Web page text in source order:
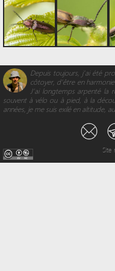
Depuis toujours, j’ai été
côtoyer, d’être en
J’ai longtemps arpenté la
souvent à vélo ou à pied, à la
années, je me suis exilé en altitude,
Site